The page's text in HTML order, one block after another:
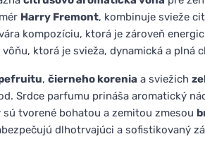
Harry Fremont, kombinuje svieže
kompozíciu, ktorá je zároveň
ktorá je svieža, dynamická a plná
, čierneho korenia a sviežich
Srdce parfumu prináša aromatický
tvorené bohatou a zemitou zmesou
dlhotrvajúci a sofistikovaný